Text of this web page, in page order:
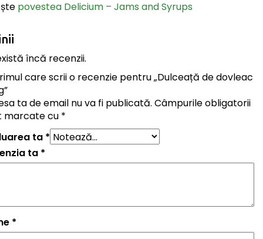
povestea Delicium – Jams and Syrups
încă recenzii.
care scrii o recenzie pentru „Dulceață de dovleac
ta de email nu va fi publicată. Câmpurile obligatorii
marcate cu *
ta *
ta *
*